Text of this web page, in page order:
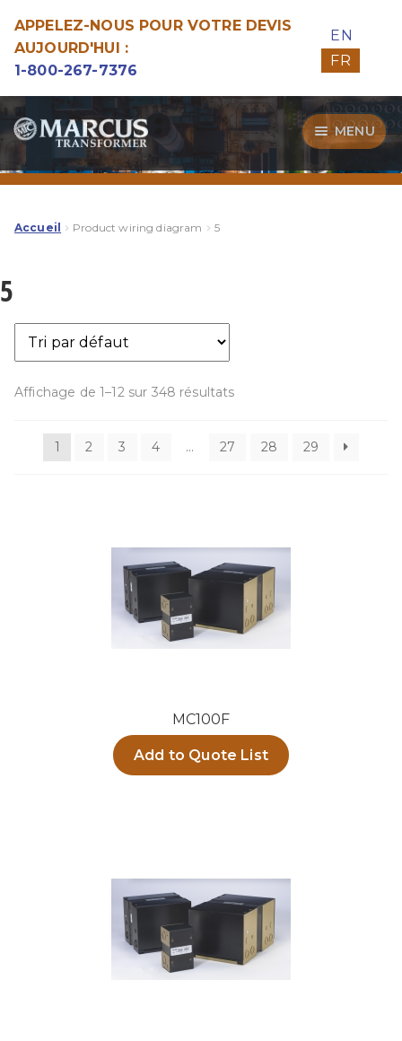
APPELEZ-NOUS POUR VOTRE DEVIS
AUJOURD'HUI :
1-800-267-7376
EN
FR
Aller
à
la
navigation
Aller
au
contenu
MENU
Transformateurs
Accueil Product wiring diagram 5
5
Affichage de 1–12 sur 348 résultats
1 2 3 4 … 27 28 29
MC100F
Add to Quote List